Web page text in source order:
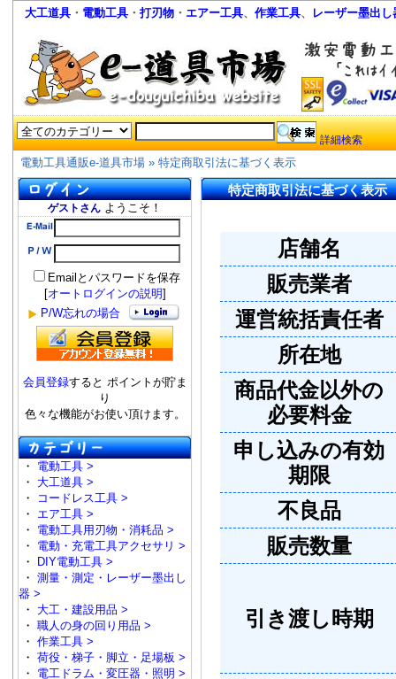
大工道具 ・ 電動工具 ・ 打刃物 ・ エアー工具、 作業工具、 レーザー墨出し
詳細検索
電動工具通販e-道具市場 » 特定商取引法に基づく表示
ゲストさん ようこそ！
Emailとパスワードを保存
[オートログインの説明]
P/W忘れの場合
会員登録すると ポイントが貯ま
り
色々な機能がお使い頂けます。
・ 電動工具 >
・ 大工道具 >
・
コードレス工具 >
・ エア工具 >
・ 電動工具用刃物・消耗品 >
・ 電動・充電工具アクセサリ >
・
DIY電動工具 >
・ 測量・測定・レーザー墨出し
器 >
・ 大工・建設用品 >
・ 職人の身の回り用品 >
・ 作業工具 >
・ 荷役・梯子・脚立・足場板 >
・ 電工ドラム・変圧器・照明 >
特定商取引法に基づく表示
店舗名
販売業者
運営統括責任者
所在地
商品代金以外の
必要料金
申し込みの有効
期限
不良品
販売数量
引き渡し時期